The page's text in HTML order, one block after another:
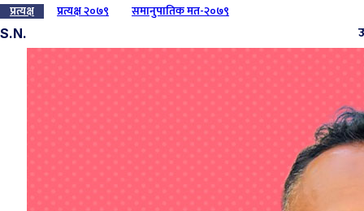
प्रत्यक्ष प्रत्यक्ष २०७९ समानुपातिक मत-२०७९
S.N.